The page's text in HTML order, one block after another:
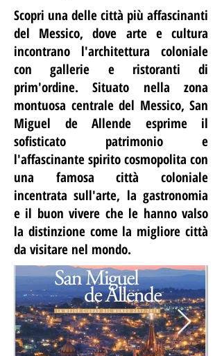
Scopri una delle città più affascinanti
del Messico, dove arte e cultura
incontrano l'architettura coloniale
con gallerie e ristoranti di
prim'ordine. Situato nella zona
montuosa centrale del Messico, San
Miguel de Allende esprime il
sofisticato patrimonio e
l'affascinante spirito cosmopolita con
una famosa città coloniale
incentrata sull'arte, la gastronomia
e il buon vivere che le hanno valso
la distinzione come la migliore città
da visitare nel mondo.